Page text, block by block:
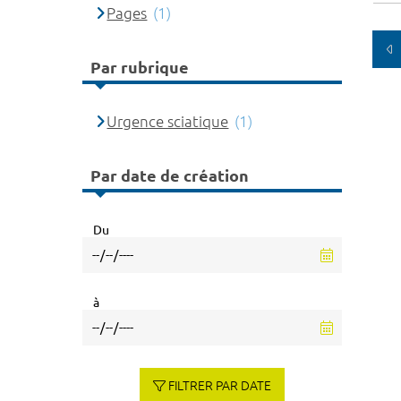
Pages (1)
Par rubrique
Urgence sciatique (1)
Par date de création
Du
à
FILTRER PAR DATE